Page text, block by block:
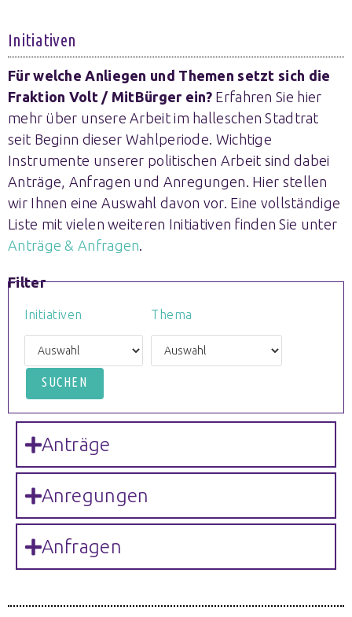
Initiativen
Für welche Anliegen und Themen setzt sich die
Fraktion Volt / MitBürger ein? Erfahren Sie hier
mehr über unsere Arbeit im halleschen Stadtrat
seit Beginn dieser Wahlperiode. Wichtige
Instrumente unserer politischen Arbeit sind dabei
Anträge, Anfragen und Anregungen. Hier stellen
wir Ihnen eine Auswahl davon vor. Eine vollständige
Liste mit vielen weiteren Initiativen finden Sie unter
Anträge & Anfragen.
Filter
Initiativen Thema
Anträge
Anregungen
Anfragen